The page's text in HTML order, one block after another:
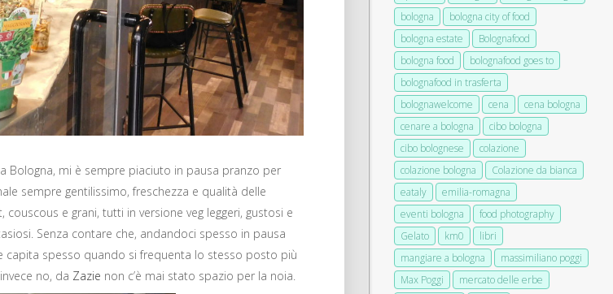
Bologna, mi è sempre piaciuto in pausa pranzo per
sempre gentilissimo, freschezza e qualità delle
e grani, tutti in versione veg leggeri, gustosi e
Senza contare che, andandoci spesso in pausa
capita spesso quando si frequenta lo stesso posto più
no, da Zazie non c’è mai stato spazio per la noia.
bologna
bologna city of food
bologna estate
Bolognafood
bologna food
bolognafood goes to
bolognafood in trasferta
bolognawelcome
cena
cena bologna
cenare a bologna
cibo bologna
cibo bolognese
colazione
colazione bologna
Colazione da bianca
eataly
emilia-romagna
eventi bologna
food photography
Gelato
km0
libri
mangiare a bologna
massimiliano poggi
Max Poggi
mercato delle erbe